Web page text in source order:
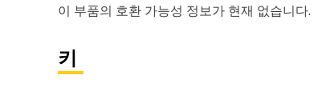
이 부품의 호환 가능성 정보가 현재 없습니다.
키